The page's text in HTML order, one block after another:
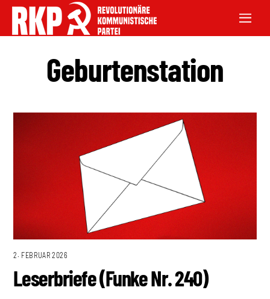
Geburtenstation
2. FEBRUAR 2026
Leserbriefe (Funke Nr. 240)